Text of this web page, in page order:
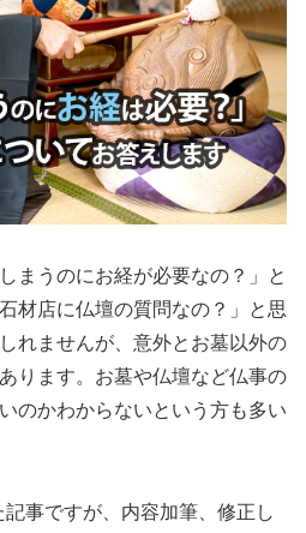
まうのにお経が必要なの？」と
材店に仏壇の質問なの？」と思
れませんが、意外とお墓以外の
ります。お墓や仏壇など仏事の
のかわからないという方も多い
事ですが、内容加筆、修正し